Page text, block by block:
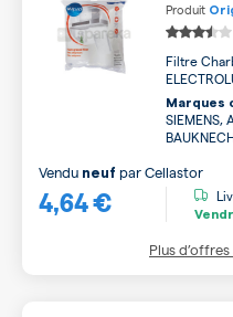
Produit
Filtre
Marques
SIEMENS,
4,64 €
Vendu neuf parCellastor
Plus